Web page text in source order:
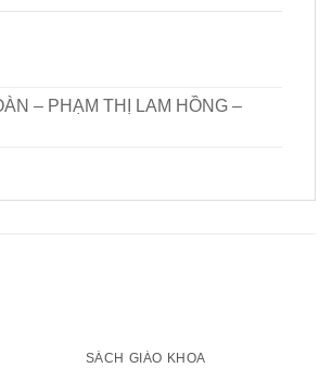
– PHẠM THỊ LAM HỒNG –
SÁCH GIÁO KHOA